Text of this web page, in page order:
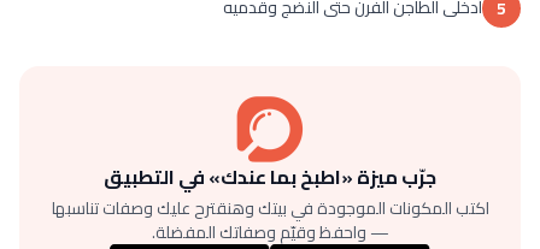
5 أدخلى الطاجن الفرن حتى النضج وقدميه
جرّب ميزة «اطبخ بما عندك» في التطبيق
اكتب المكونات الموجودة في بيتك وهنقترح عليك وصفات تناسبها
— واحفظ وقيّم وصفاتك المفضلة.